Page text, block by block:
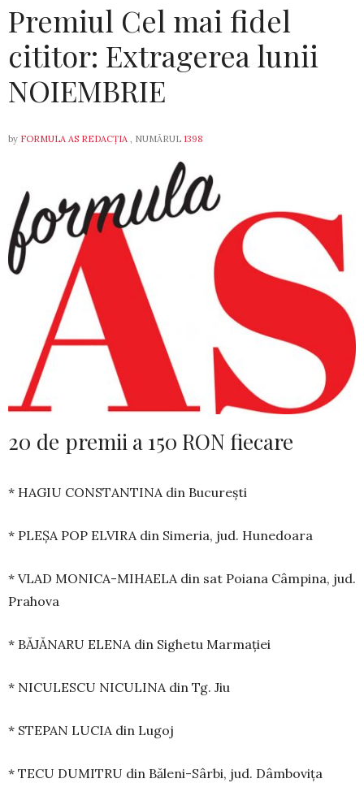
Premiul Cel mai fidel
cititor: Extragerea lunii
NOIEMBRIE
by FORMULA AS REDACȚIA , NUMĂRUL 1398
20 de premii a 150 RON fiecare
* HAGIU CONSTANTINA din București
* PLEȘA POP ELVIRA din Simeria, jud. Hunedoara
* VLAD MONICA-MIHAELA din sat Poiana Câmpina, jud.
Prahova
* BĂJĂNARU ELENA din Sighetu Marmației
* NICULESCU NICULINA din Tg. Jiu
* STEPAN LUCIA din Lugoj
* TECU DUMITRU din Băleni-Sârbi, jud. Dâmbovița